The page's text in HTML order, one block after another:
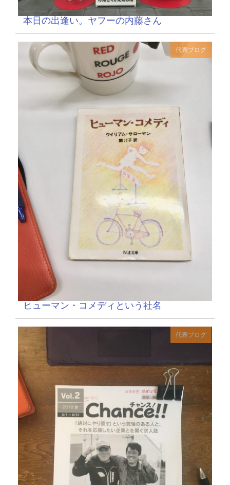
本日の出逢い。ヤフーの内藤さん
代表ブログ
ヒューマン・コメディという社名
代表ブログ